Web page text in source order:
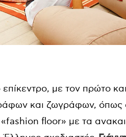
με τον πρώτο
και ζωγράφων, όπως
floor» με τα